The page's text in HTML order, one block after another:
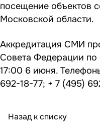
посещение объектов
Московской области.
Аккредитация СМИ
Совета Федерации по
17:00 6 июня.
692-18-77; + 7 (495)
Назад к списку